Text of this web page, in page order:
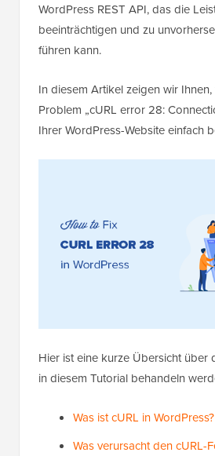
WordPress REST API, das die
beeinträchtigen und zu
führen kann.
In diesem Artikel zeigen wir
Problem „cURL error 28:
Ihrer WordPress-Website einfach
Hier ist eine kurze Übersicht über
in diesem Tutorial behandeln
Was ist cURL in WordPress?
Was verursacht den cURL-